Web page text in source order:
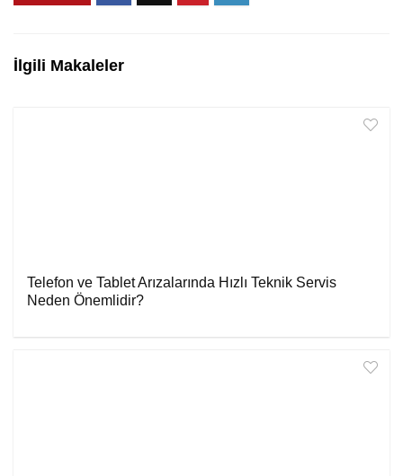
İlgili Makaleler
Telefon ve Tablet Arızalarında Hızlı Teknik Servis
Neden Önemlidir?